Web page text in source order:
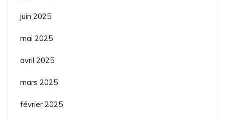
juin 2025
mai 2025
avril 2025
mars 2025
février 2025